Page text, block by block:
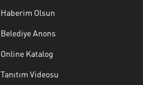
Haberim Olsun
Belediye Anons
Online Katalog
Tanıtım Videosu